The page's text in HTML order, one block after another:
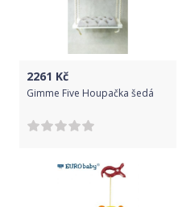
2261 Kč
Gimme Five Houpačka šedá